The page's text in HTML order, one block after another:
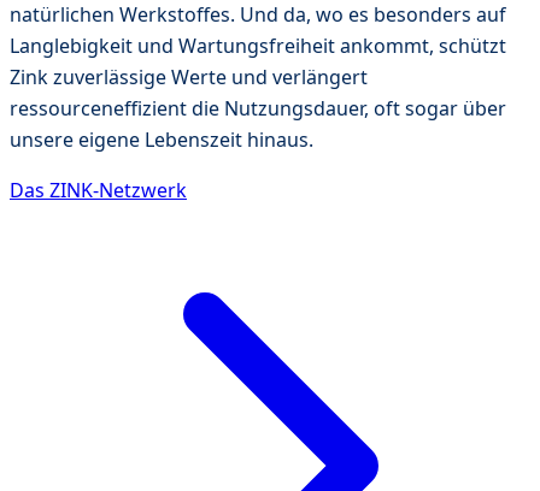
natürlichen Werkstoffes. Und da, wo es besonders auf
Langlebigkeit und Wartungsfreiheit ankommt, schützt
Zink zuverlässige Werte und verlängert
ressourceneffizient die Nutzungsdauer, oft sogar über
unsere eigene Lebenszeit hinaus.
Das ZINK-Netzwerk